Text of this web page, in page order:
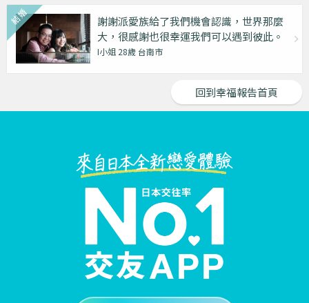
謝謝派愛族給了我們機會認識，世界那麼
大，很感謝也很幸運我們可以遇到彼此。
I小姐 28歲 台南市
回到幸福報告首頁